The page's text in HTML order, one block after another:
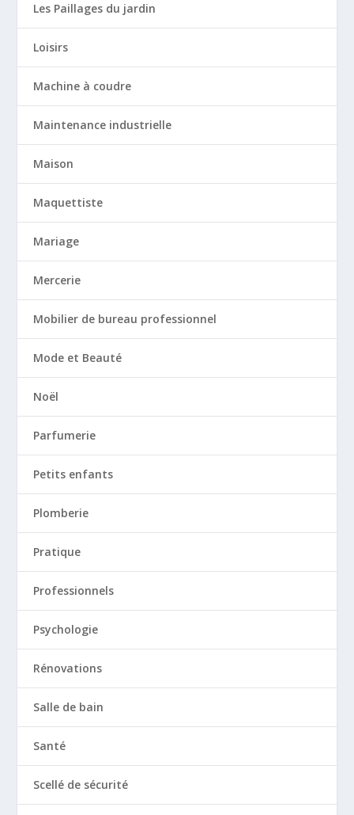
Les Paillages du jardin
Loisirs
Machine à coudre
Maintenance industrielle
Maison
Maquettiste
Mariage
Mercerie
Mobilier de bureau professionnel
Mode et Beauté
Noël
Parfumerie
Petits enfants
Plomberie
Pratique
Professionnels
Psychologie
Rénovations
Salle de bain
Santé
Scellé de sécurité